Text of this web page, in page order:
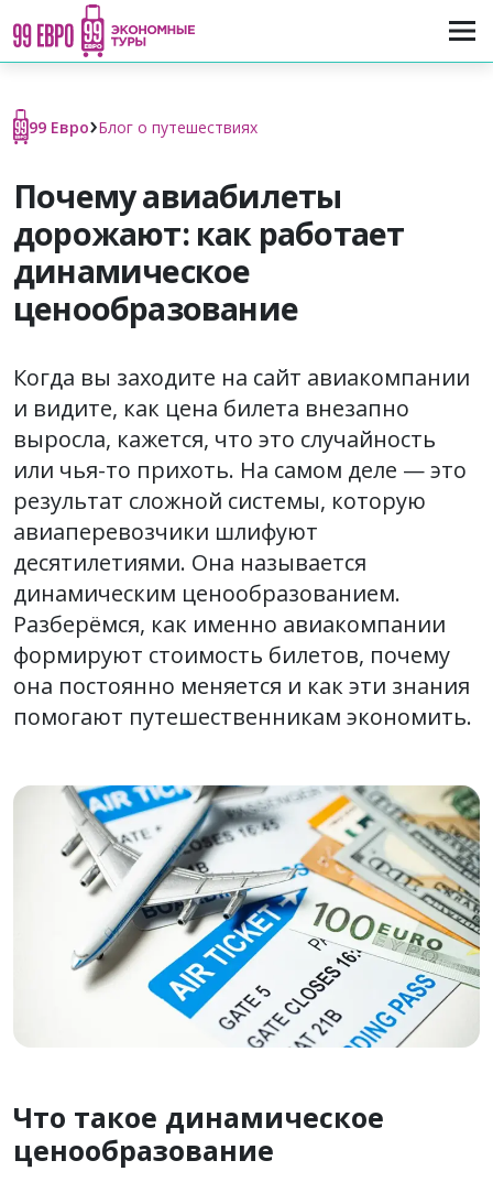
99 Евро›Блог о путешествиях
Почему авиабилеты
дорожают: как работает
динамическое
ценообразование
Когда вы заходите на сайт авиакомпании
и видите, как цена билета внезапно
выросла, кажется, что это случайность
или чья-то прихоть. На самом деле — это
результат сложной системы, которую
авиаперевозчики шлифуют
десятилетиями. Она называется
динамическим ценообразованием.
Разберёмся, как именно авиакомпании
формируют стоимость билетов, почему
она постоянно меняется и как эти знания
помогают путешественникам экономить.
Что такое динамическое
ценообразование